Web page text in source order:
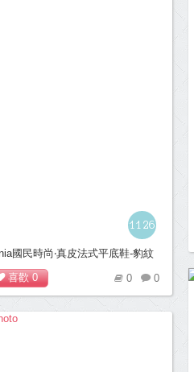
1126
國民時尚‧真皮法式平底鞋-豹紋
喜歡0 0
0